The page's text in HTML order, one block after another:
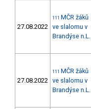
27.08.2022
111 MČR žáků
ve slalomu v
Brandýse n.L.
27.08.2022
111 MČR žáků
ve slalomu v
Brandýse n.L.